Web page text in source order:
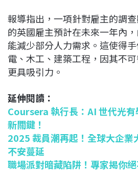
報導指出，一項針對雇主的調
的英國雇主預計在未來一年內
能減少部分人力需求。這使得
電、木工、建築工程，因其不
更具吸引力。
延伸閱讀：
Coursera 執行長：AI 世代光
新關鍵！
2025 裁員潮再起！全球大企業
不安蔓延
職場派對暗藏陷阱！專家揭你